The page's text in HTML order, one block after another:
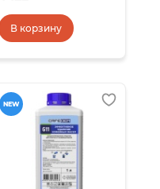
В корзину
NEW